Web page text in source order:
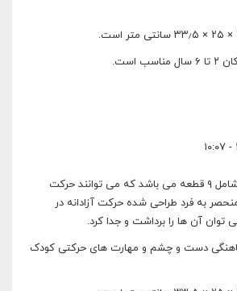
است.
این ماز چوبی نوآورانه شامل ۹ قطعه می باشد که می توانند حرکت
به فرد طراحی شده حرکت آزادانه در
توان آن ها را برداشت و جدا کرد.
هماهنگی دست و چشم و مهارت های حرکتی کودک